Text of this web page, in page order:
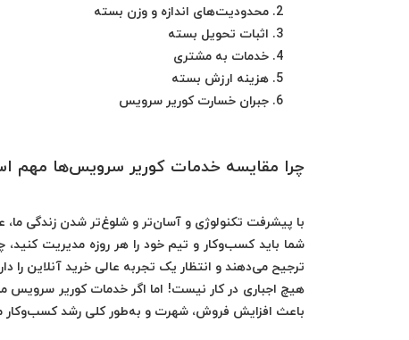
محدودیت‌های اندازه و وزن بسته
اثبات تحویل بسته
خدمات به مشتری
هزینه ارزش بسته
جبران خسارت کوریر سرویس‌
چرا مقایسه خدمات کوریر سرویس‌ها مهم
با پیشرفت تکنولوژی و آسان‌تر و شلوغ‌تر شدن زندگی ما،
شما باید کسب‌وکار و تیم خود را هر روزه مدیریت
ترجیح می‌دهند و انتظار یک تجربه عالی خرید آنلاین را
هیچ اجباری در کار نیست! اما اگر خدمات کوریر سرویس‌
باعث افزایش فروش، شهرت و به‌طور کلی رشد کسب‌وکار